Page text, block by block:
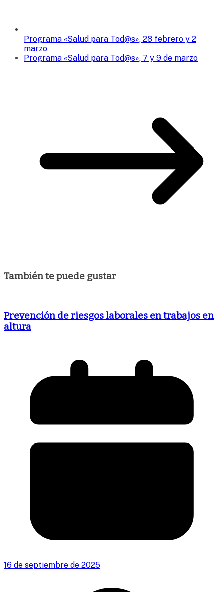
Programa «Salud para Tod@s», 28 febrero y 2
marzo
Programa «Salud para Tod@s», 7 y 9 de marzo
También te puede gustar
Prevención de riesgos laborales en trabajos en
altura
16 de septiembre de 2025